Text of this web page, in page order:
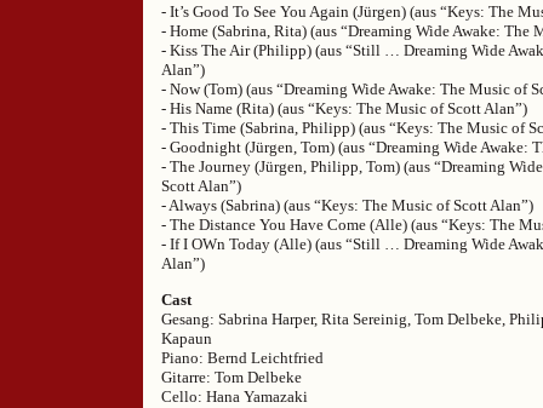
- It’s Good To See You Again (Jürgen) (aus “Keys: The
- Home (Sabrina, Rita) (aus “Dreaming Wide Awake: The
- Kiss The Air (Philipp) (aus “Still … Dreaming Wide
Alan”)
- Now (Tom) (aus “Dreaming Wide Awake: The Music of
- His Name (Rita) (aus “Keys: The Music of Scott Alan”)
- This Time (Sabrina, Philipp) (aus “Keys: The Music of
- Goodnight (Jürgen, Tom) (aus “Dreaming Wide Awake:
- The Journey (Jürgen, Philipp, Tom) (aus “Dreaming
Scott Alan”)
- Always (Sabrina) (aus “Keys: The Music of Scott Alan”)
- The Distance You Have Come (Alle) (aus “Keys: The
- If I OWn Today (Alle) (aus “Still … Dreaming Wide
Alan”)
Cast
Gesang: Sabrina Harper, Rita Sereinig, Tom Delbeke,
Kapaun
Piano: Bernd Leichtfried
Gitarre: Tom Delbeke
Cello: Hana Yamazaki